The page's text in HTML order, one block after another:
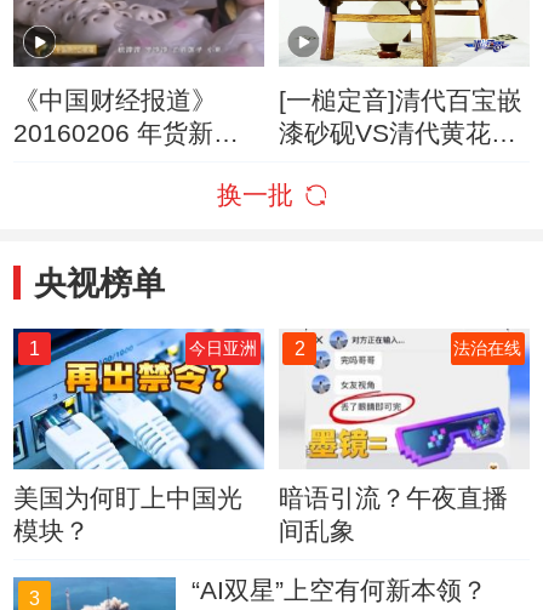
《中国财经报道》
20160206 年货新鲜
[一槌定音]清代百宝嵌
漆砂砚VS清代黄花梨
换一批
央视榜单
1 今日亚洲
美国为何盯上中国光
模块？
2 法治在线
暗语引流？午夜直播
间乱象
3 “AI双星”上空有何新本领？